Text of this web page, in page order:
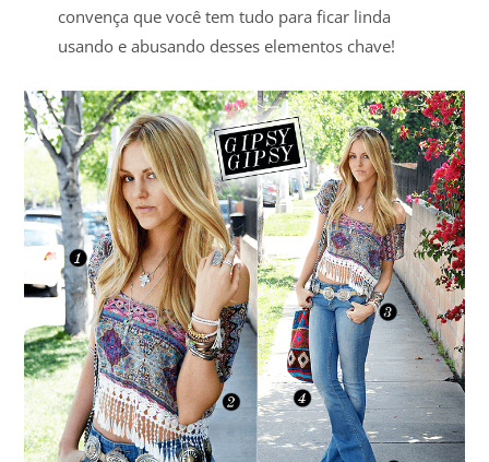
convença que você tem tudo para ficar linda
usando e abusando desses elementos chave!